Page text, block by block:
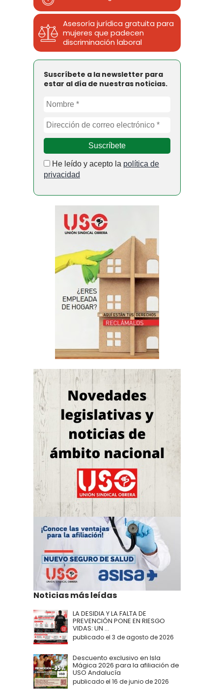
Asesoría jurídica gratuita para
mujeres que padecen
discriminación laboral
Suscríbete a la newsletter para
estar al día de nuestras noticias.
He leído y acepto la política de
privacidad
Noticias más leídas
LA DESIDIA Y LA FALTA DE
PREVENCIÓN PONE EN RIESGO
VIDAS: UN ...
publicado el 3 de agosto de 2026
Descuento exclusivo en Isla
Mágica 2026 para la afiliación de
USO Andalucía
publicado el 16 de junio de 2026